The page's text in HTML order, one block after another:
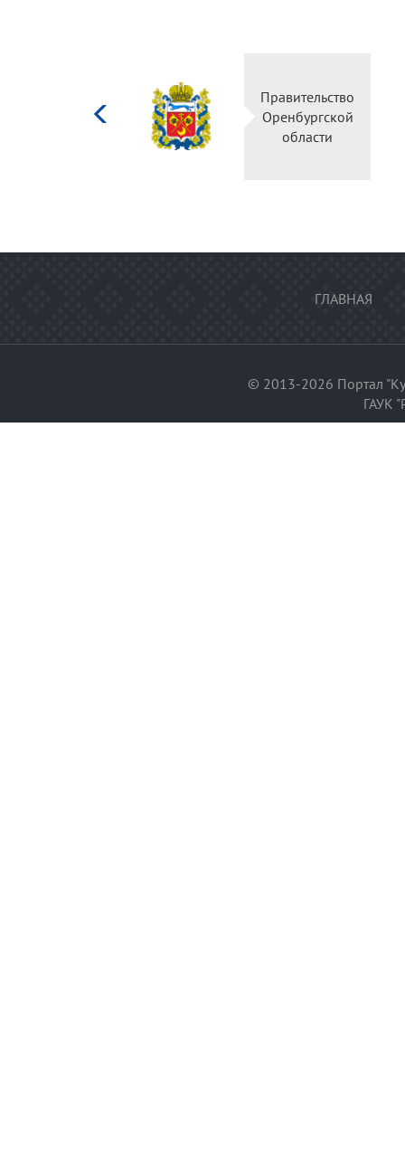
Министерство
культуры
Российской
федерации
ГЛАВНАЯ
© 2013-2026 Портал
ГАУК